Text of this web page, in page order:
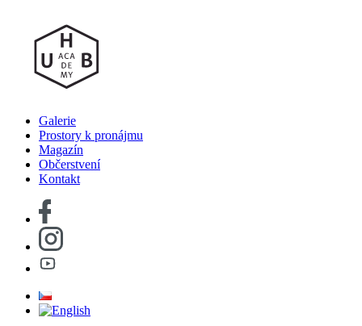
Galerie
Prostory k pronájmu
Magazín
Občerstvení
Kontakt